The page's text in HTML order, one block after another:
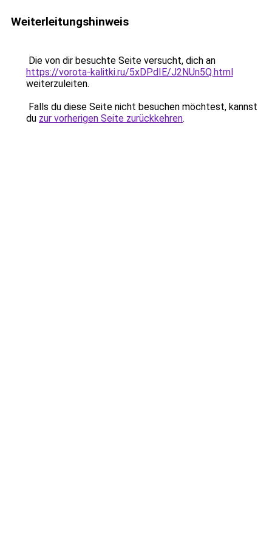
Weiterleitungshinweis
Die von dir besuchte Seite versucht, dich an
https://vorota-kalitki.ru/5xDPdIE/J2NUn5Q.html
weiterzuleiten.
Falls du diese Seite nicht besuchen möchtest, kannst
du zur vorherigen Seite zurückkehren.